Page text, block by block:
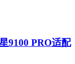
9100 PRO适配